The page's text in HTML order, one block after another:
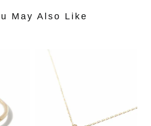
May Also Like